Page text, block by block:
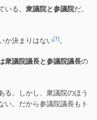
る。 衆議院と参議院だ。
か決まりはない[1]。
衆議院議長と参議院議長の
る。しかし、衆議院のほう
い。だから参議院議長もト